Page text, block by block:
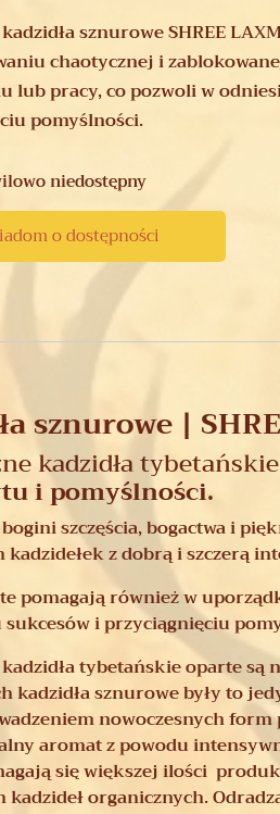
sznurowe SHREE
chaotycznej i
lub pracy, co pozwoli w
pomyślności.
niedostępny
o dostępności
sznurowe |
kadzidła
i pomyślności.
szczęścia, bogactwa i
kadzidełek z dobrą i szczerą
pomagają również w
i przyciągnięciu
tybetańskie oparte są
kadzidła sznurowe były to
nowoczesnych
aromat z powodu
się większej ilości
organicznych.